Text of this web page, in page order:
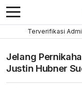
Terverifikasi
Jelang
Justin Hubner